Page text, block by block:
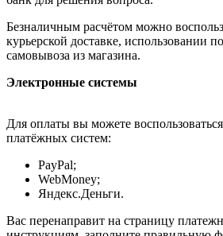
Безналичным расчётом можно
курьерской доставке, использовании
самовывоза из магазина.
Электронные системы
Для оплаты вы можете
платёжных систем:
PayPal;
WebMoney;
Яндекс.Деньги.
Вас перенаправит на страницу